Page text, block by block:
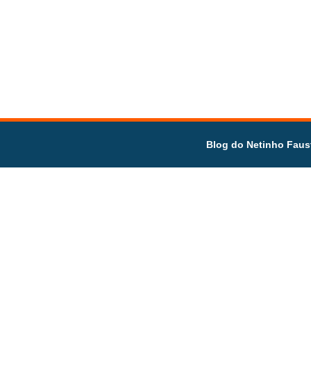
Blog do Netinho